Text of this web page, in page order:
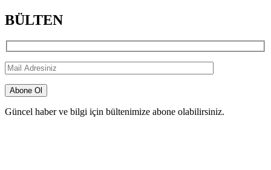
BÜLTEN
Güncel haber ve bilgi için bültenimize abone olabilirsiniz.